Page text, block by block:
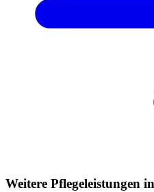
Weitere Pflegeleistungen